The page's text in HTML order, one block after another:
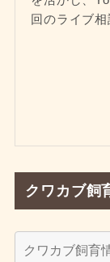
回のライブ相
クワカブ飼